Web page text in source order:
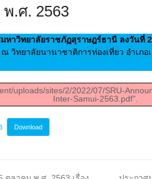
.ศ. 2563
หาวิทยาลัยราชภัฏสุราษฎร์ธานี ลงวันที่
วิทยาลัยนานาชาติการท่องเที่ยว อำเภ
uploads/sites/2/2022/07/SRU-
Inter-Samui-2563.pdf".
Download